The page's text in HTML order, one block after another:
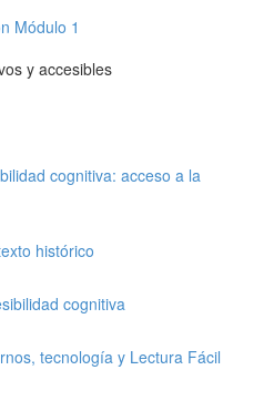
Módulo 1
y accesibles
cognitiva: acceso a la
histórico
cognitiva
tecnología y Lectura Fácil